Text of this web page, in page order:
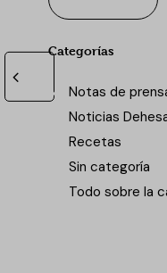
Categorías
Notas de
Noticias
Recetas
Sin categoría
Todo sobre la